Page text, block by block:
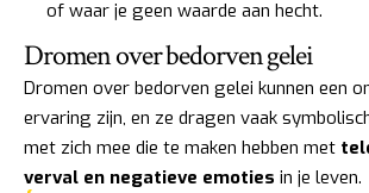
of waar je geen waarde aan hecht.
Dromen over bedorven gelei
Dromen over bedorven gelei kunnen een
ervaring zijn, en ze dragen vaak
met zich mee die te maken hebben met
verval en negatieve emoties in je leven.